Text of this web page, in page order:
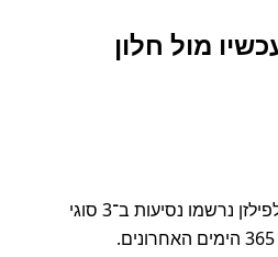
מול חלון
במסלול מקרלובי וארי לפילזן נרשמו נסיעות ב־3 סוגי